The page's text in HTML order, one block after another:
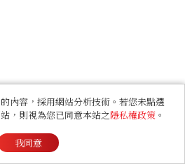
內容，採用網站分析技術。若您未點選
，則視為您已同意本站之隱私權政策 。
我同意